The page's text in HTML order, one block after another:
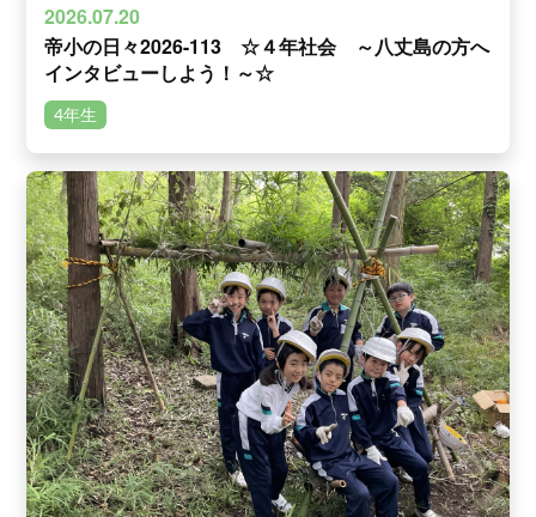
2026.07.20
帝小の日々2026-113 ☆４年社会 ～八丈島の方へ
インタビューしよう！～☆
4年生